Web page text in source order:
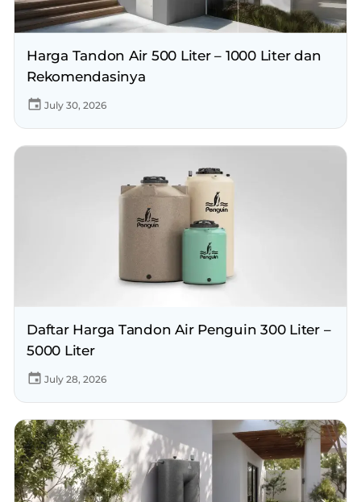
Harga Tandon Air 500 Liter – 1000 Liter dan
Rekomendasinya
July 30, 2026
Daftar Harga Tandon Air Penguin 300 Liter –
5000 Liter
July 28, 2026